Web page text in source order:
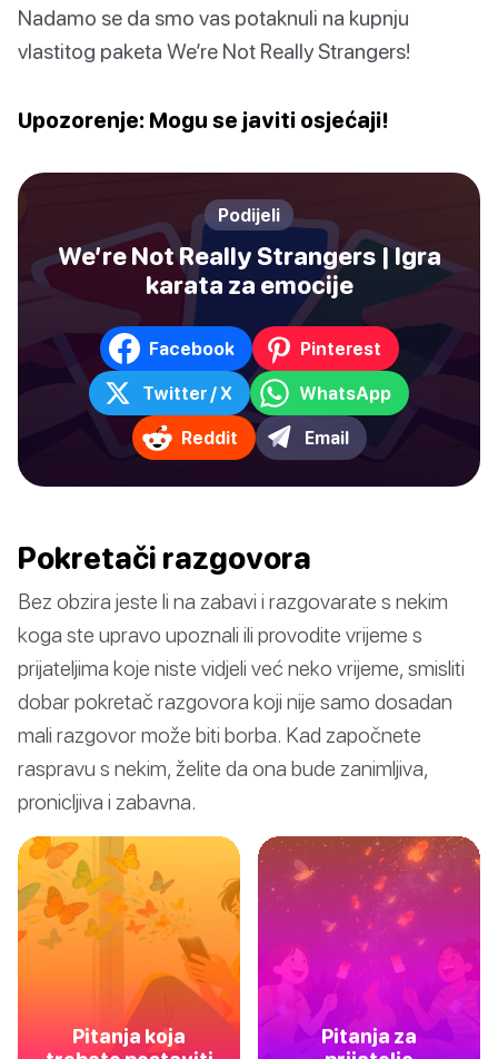
Nadamo se da smo vas potaknuli na kupnju
vlastitog paketa We’re Not Really Strangers!
Upozorenje: Mogu se javiti osjećaji!
Podijeli
We’re Not Really Strangers | Igra
karata za emocije
Facebook Pinterest
Twitter / X WhatsApp
Reddit Email
Pokretači razgovora
Bez obzira jeste li na zabavi i razgovarate s nekim
koga ste upravo upoznali ili provodite vrijeme s
prijateljima koje niste vidjeli već neko vrijeme, smisliti
dobar pokretač razgovora koji nije samo dosadan
mali razgovor može biti borba. Kad započnete
raspravu s nekim, želite da ona bude zanimljiva,
pronicljiva i zabavna.
Pitanja koja
Pitanja za